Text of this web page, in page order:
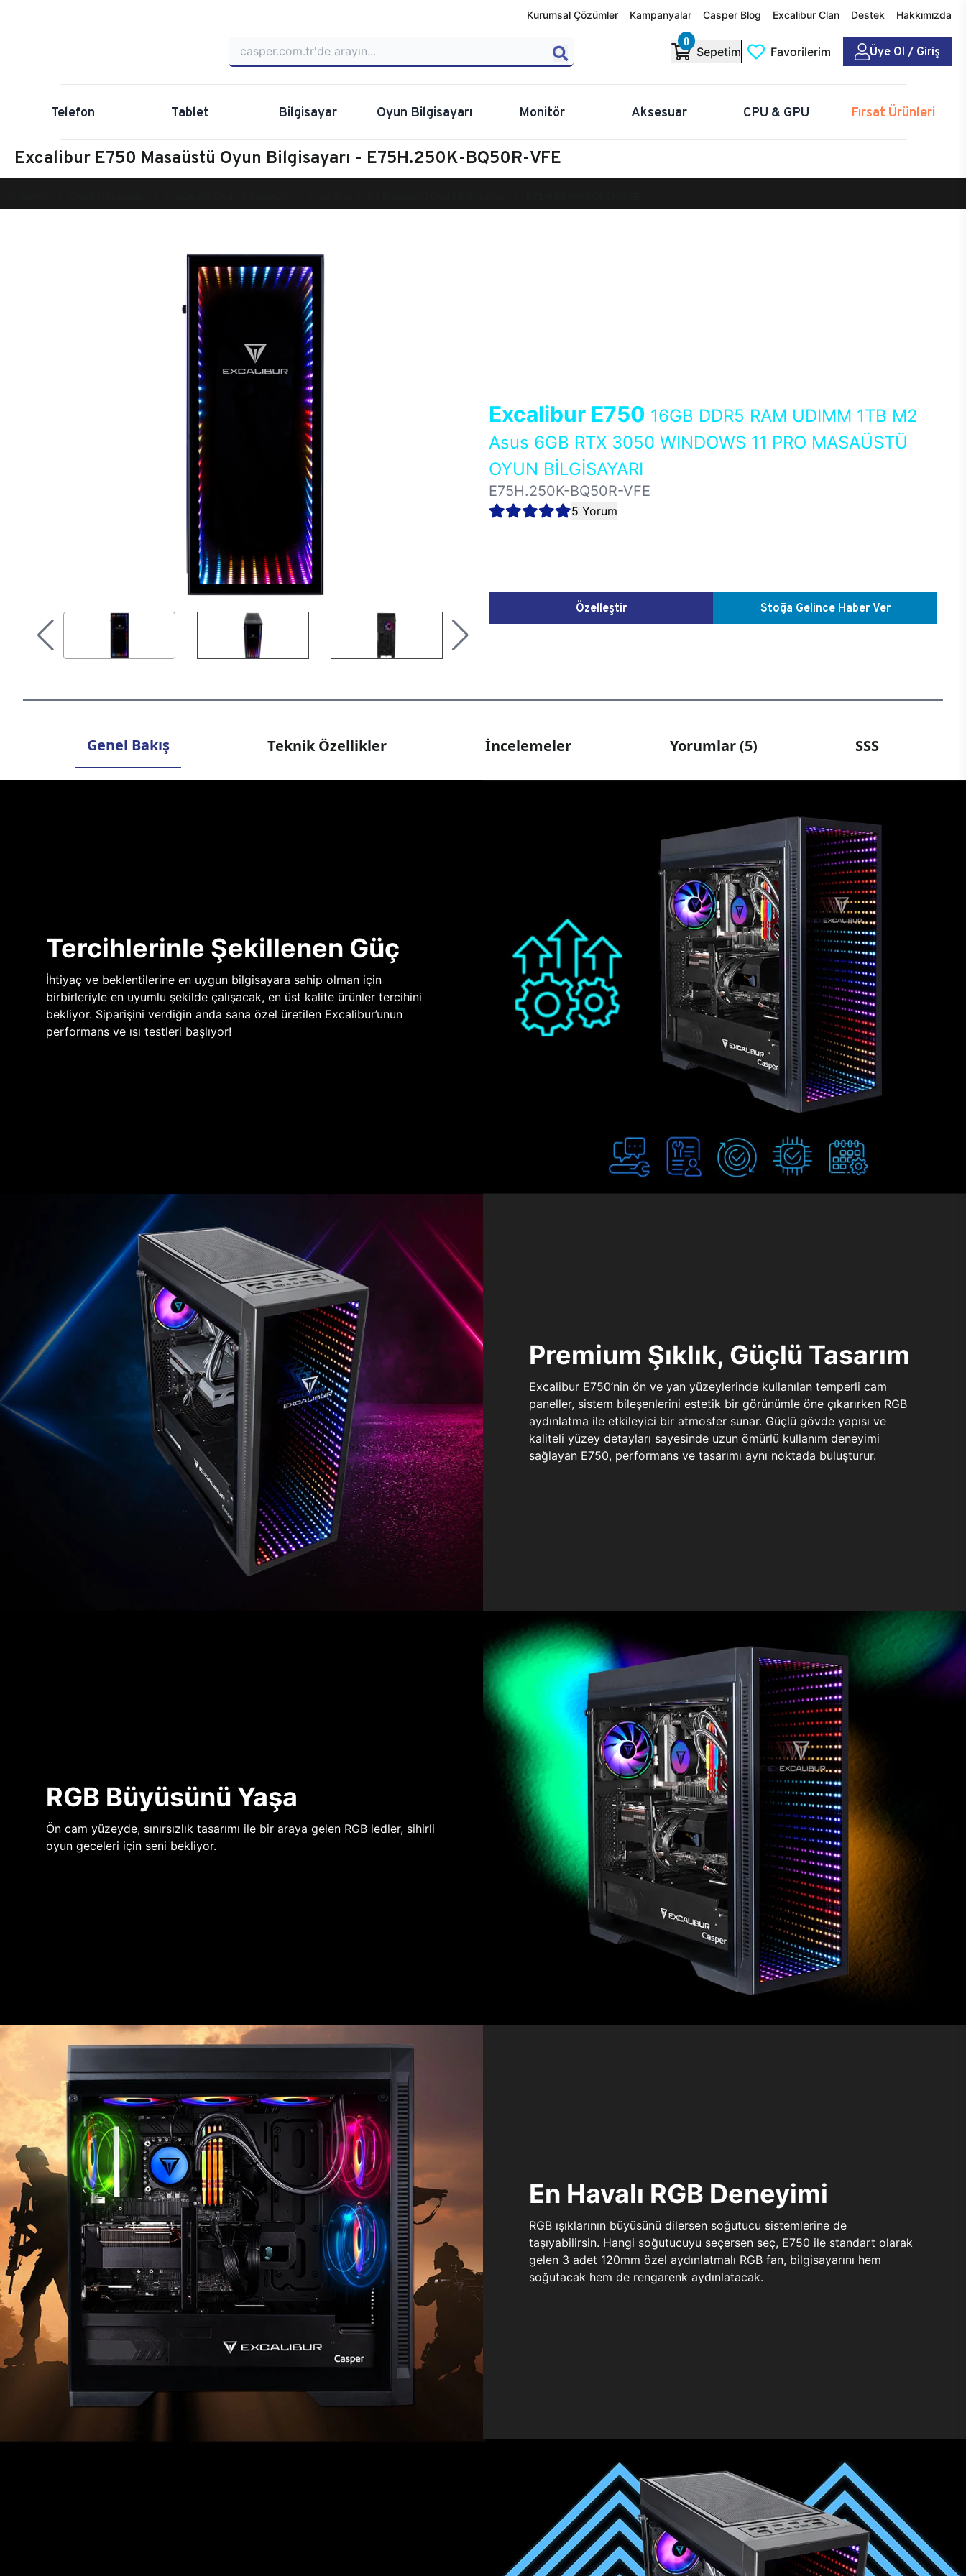
Kurumsal Çözümler Kampanyalar Casper Blog Excalibur Clan Destek Hakkımızda
0
Sepetim Favorilerim Üye Ol / Giriş
Telefon Tablet Bilgisayar Oyun Bilgisayarı Monitör Aksesuar CPU & GPU Fırsat Ürünleri
Excalibur E750 Masaüstü Oyun Bilgisayarı - E75H.250K-BQ50R-VFE
Excalibur E750 16GB DDR5 RAM UDIMM 1TB M2
Asus 6GB RTX 3050 WINDOWS 11 PRO MASAÜSTÜ
OYUN BİLGİSAYARI
E75H.250K-BQ50R-VFE
5 Yorum
Özelleştir Stoğa Gelince Haber Ver
Genel Bakış Teknik Özellikler İncelemeler Yorumlar (5) SSS
Tercihlerinle Şekillenen Güç
İhtiyaç ve beklentilerine en uygun bilgisayara sahip olman için
birbirleriyle en uyumlu şekilde çalışacak, en üst kalite ürünler tercihini
bekliyor. Siparişini verdiğin anda sana özel üretilen Excalibur’unun
performans ve ısı testleri başlıyor!
Premium Şıklık, Güçlü Tasarım
Excalibur E750’nin ön ve yan yüzeylerinde kullanılan temperli cam
paneller, sistem bileşenlerini estetik bir görünümle öne çıkarırken RGB
aydınlatma ile etkileyici bir atmosfer sunar. Güçlü gövde yapısı ve
kaliteli yüzey detayları sayesinde uzun ömürlü kullanım deneyimi
sağlayan E750, performans ve tasarımı aynı noktada buluşturur.
RGB Büyüsünü Yaşa
Ön cam yüzeyde, sınırsızlık tasarımı ile bir araya gelen RGB ledler, sihirli
oyun geceleri için seni bekliyor.
En Havalı RGB Deneyimi
RGB ışıklarının büyüsünü dilersen soğutucu sistemlerine de
taşıyabilirsin. Hangi soğutucuyu seçersen seç, E750 ile standart olarak
gelen 3 adet 120mm özel aydınlatmalı RGB fan, bilgisayarını hem
soğutacak hem de rengarenk aydınlatacak.